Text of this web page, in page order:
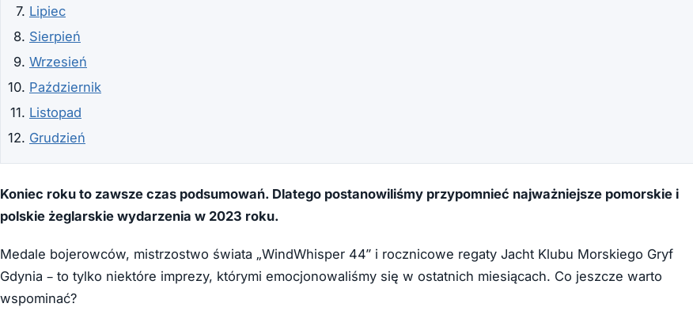
Lipiec
Sierpień
Wrzesień
Październik
Listopad
Grudzień
Koniec roku to zawsze czas podsumowań. Dlatego postanowiliśmy przypomnieć najważniejsze pomorskie i
polskie żeglarskie wydarzenia w 2023 roku.
Medale bojerowców, mistrzostwo świata „WindWhisper 44” i rocznicowe regaty Jacht Klubu Morskiego Gryf
Gdynia – to tylko niektóre imprezy, którymi emocjonowaliśmy się w ostatnich miesiącach. Co jeszcze warto
wspominać?